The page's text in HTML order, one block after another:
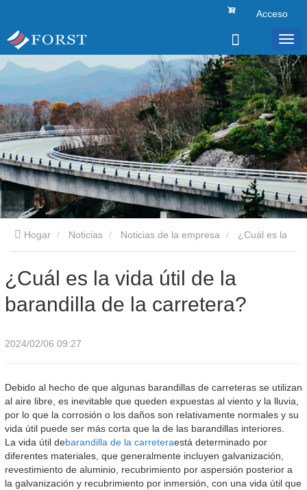
Acceso
Hogar Noticias Noticias de la empresa
vida útil de la barandilla de la carretera?
¿Cuál es la vida útil de la
barandilla de la carretera?
2024/02/06 09:27
Debido al hecho de que algunas barandillas de carreteras se utilizan
al aire libre, es inevitable que queden expuestas al viento y la lluvia,
por lo que la corrosión o los daños son relativamente normales y su
vida útil puede ser más corta que la de las barandillas interiores.
La vida útil debarandilla de la carreteraestá determinado por
diferentes materiales, que generalmente incluyen galvanización,
revestimiento de aluminio, recubrimiento por aspersión posterior a
la galvanización y recubrimiento por inmersión, con una vida útil que